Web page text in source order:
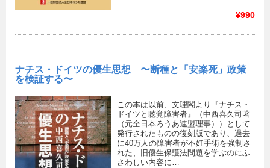
¥990
ナチス・ドイツの優生思想 〜断種と「安楽死」政策
を検証する〜
この本は以前、文理閣より『ナチス・
ドイツと聴覚障害者』（中西喜久司著
（元全日本ろうあ連盟理事））として
発行されたものの復刻版であり、過去
に40万人の障害者が不妊手術を強制さ
れた、旧優生保護法問題を学ぶのにふ
さわしい内容に…